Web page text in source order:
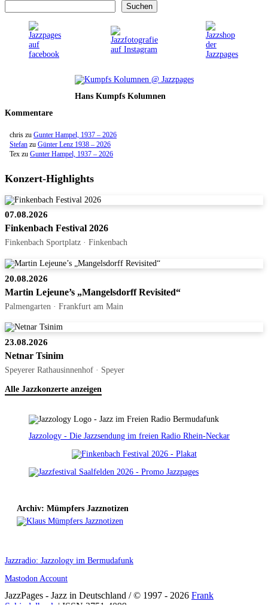
Suchen
Hans Kumpfs Kolumnen
Kommentare
chris zu Gunter Hampel, 1937 – 2026
Stefan zu Günter Lenz 1938 – 2026
Tex zu Gunter Hampel, 1937 – 2026
Konzert-Highlights
07.08.2026
Finkenbach Festival 2026
Finkenbach Sportplatz · Finkenbach
20.08.2026
Martin Lejeune’s „Mangelsdorff Revisited“
Palmengarten · Frankfurt am Main
23.08.2026
Netnar Tsinim
Speyerer Rathausinnenhof · Speyer
Alle Jazzkonzerte anzeigen
Jazzology - Die Jazzsendung im freien Radio Rhein-Neckar
Archiv: Mümpfers Jazznotizen
Jazzradio: Jazzology im Bermudafunk
Mastodon Account
JazzPages - Jazz in Deutschland / © 1997 - 2026 Frank
Schindelbeck | ISSN 2751-4099